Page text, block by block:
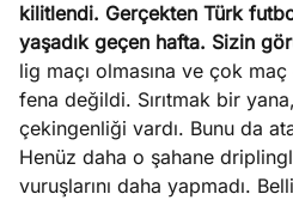
kilitlendi. Gerçekten Türk
yaşadık geçen hafta. Sizin
lig maçı olmasına ve çok
fena değildi. Sırıtmak bir
çekingenliği vardı. Bunu da
Henüz daha o şahane
vuruşlarını daha yapmadı.